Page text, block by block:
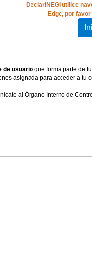
DeclarINEGI utilice
Edge, por
de usuario que forma parte de
asignada para acceder a tu
al Órgano Interno de